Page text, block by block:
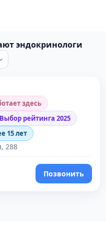
эндокринологи
здесь
Выбор рейтинга 2025
15 лет
288
Позвонить